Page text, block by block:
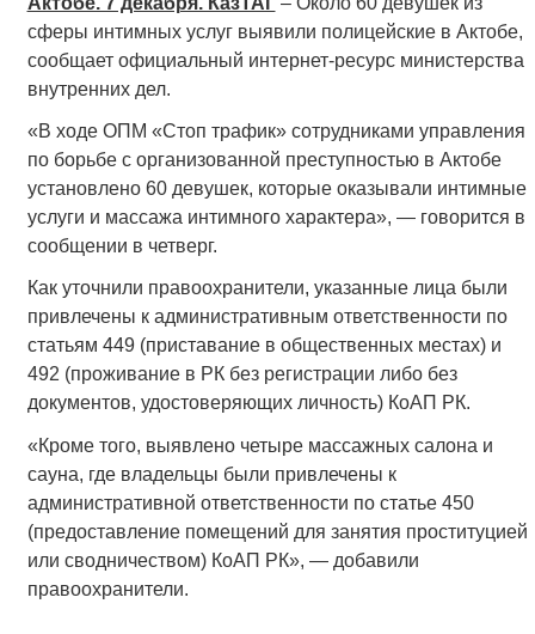
сферы интимных услуг выявили полицейские в Актобе,
сообщает официальный интернет-ресурс министерства
внутренних дел.
«В ходе ОПМ «Стоп трафик» сотрудниками управления
по борьбе с организованной преступностью в Актобе
установлено 60 девушек, которые оказывали интимные
услуги и массажа интимного характера», — говорится в
сообщении в четверг.
Как уточнили правоохранители, указанные лица были
привлечены к административным ответственности по
статьям 449 (приставание в общественных местах) и
492 (проживание в РК без регистрации либо без
документов, удостоверяющих личность) КоАП РК.
«Кроме того, выявлено четыре массажных салона и
сауна, где владельцы были привлечены к
административной ответственности по статье 450
(предоставление помещений для занятия проституцией
или сводничеством) КоАП РК», — добавили
правоохранители.